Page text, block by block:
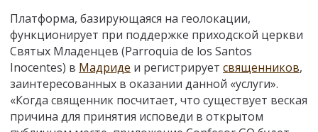
Платформа, базирующаяся на геолокации,
функционирует при поддержке приходской церкви
Святых Младенцев (Parroquia de los Santos
Inocentes) в Мадриде и регистрирует священников,
заинтересованных в оказании данной «услуги».
«Когда священник посчитает, что существует веская
причина для принятия исповеди в открытом